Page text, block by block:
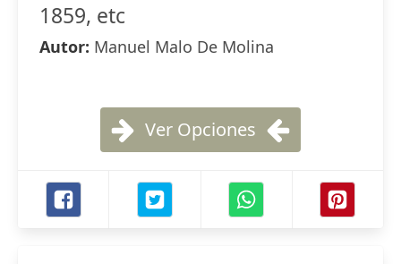
1859, etc
Autor: Manuel Malo De Molina
Ver Opciones